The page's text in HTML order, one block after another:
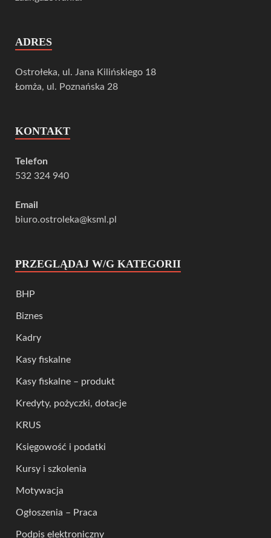
ADRES
Ostrołeka, ul. Jana Kilińskiego 18
Łomża, ul. Poznańska 28
KONTAKT
Telefon
532 324 940
Email
biuro.ostroleka@ksml.pl
PRZEGLĄDAJ W/G KATEGORII
BHP
Biznes
Kadry
Kasy fiskalne
Kasy fiskalne – produkt
Kredyty, pożyczki, dotacje
KRUS
Księgowość i podatki
Kursy i szkolenia
Motywacja
Ogłoszenia – Praca
Podpis elektroniczny